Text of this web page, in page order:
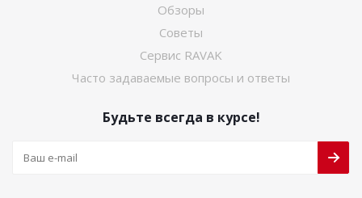
Обзоры
Советы
Сервис RAVAK
Часто задаваемые вопросы и ответы
Будьте всегда в курсе!